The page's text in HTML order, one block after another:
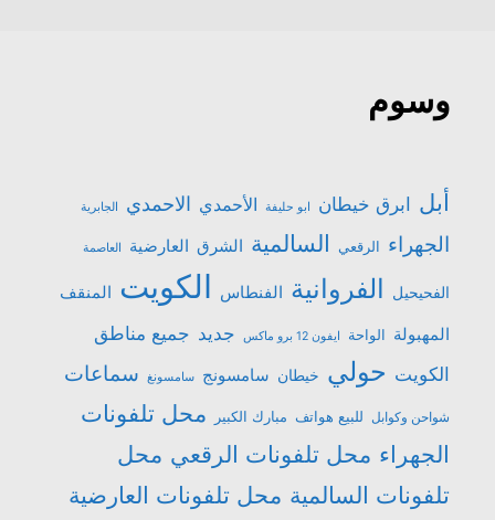
وسوم
أبل ابرق خيطان ابو حليفة الأحمدي الاحمدي الجابرية
الجهراء الرقعي السالمية الشرق العارضية العاصمة
الفحيحيل الفروانية الفنطاس الكويت المنقف
المهبولة الواحة ايفون 12 برو ماكس جديد جميع مناطق
الكويت حولي خيطان سامسونج سامسونغ سماعات
شواحن وكوابل للبيع هواتف مبارك الكبير
محل تلفونات
الجهراء محل تلفونات الرقعي محل
تلفونات السالمية محل تلفونات العارضية